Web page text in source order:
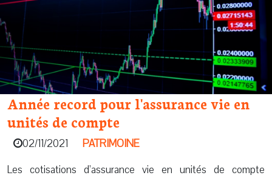
Année record pour l'assurance vie en
unités de compte
02/11/2021
PATRIMOINE
Les cotisations d’assurance vie en unités de compte